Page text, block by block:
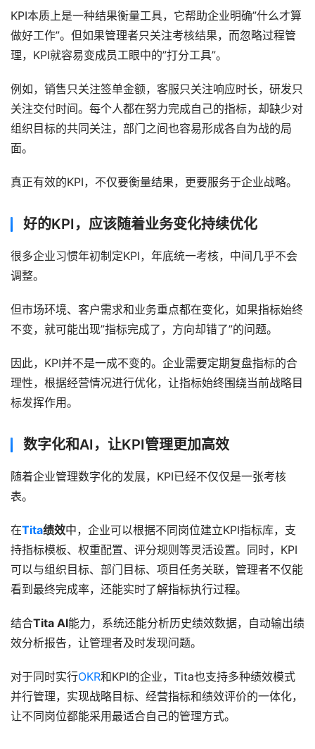
KPI本质上是一种结果衡量工具，它帮助企业明确”什么才算
做好工作”。但如果管理者只关注考核结果，而忽略过程管
理，KPI就容易变成员工眼中的”打分工具”。
例如，销售只关注签单金额，客服只关注响应时长，研发只
关注交付时间。每个人都在努力完成自己的指标，却缺少对
组织目标的共同关注，部门之间也容易形成各自为战的局
面。
真正有效的KPI，不仅要衡量结果，更要服务于企业战略。
好的KPI，应该随着业务变化持续优化
很多企业习惯年初制定KPI，年底统一考核，中间几乎不会
调整。
但市场环境、客户需求和业务重点都在变化，如果指标始终
不变，就可能出现”指标完成了，方向却错了”的问题。
因此，KPI并不是一成不变的。企业需要定期复盘指标的合
理性，根据经营情况进行优化，让指标始终围绕当前战略目
标发挥作用。
数字化和AI，让KPI管理更加高效
随着企业管理数字化的发展，KPI已经不仅仅是一张考核
表。
在Tita绩效中，企业可以根据不同岗位建立KPI指标库，支
持指标模板、权重配置、评分规则等灵活设置。同时，KPI
可以与组织目标、部门目标、项目任务关联，管理者不仅能
看到最终完成率，还能实时了解指标执行过程。
结合Tita AI能力，系统还能分析历史绩效数据，自动输出绩
效分析报告，让管理者及时发现问题。
对于同时实行OKR和KPI的企业，Tita也支持多种绩效模式
并行管理，实现战略目标、经营指标和绩效评价的一体化，
让不同岗位都能采用最适合自己的管理方式。